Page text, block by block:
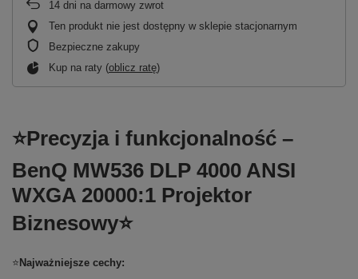
14 dni na darmowy zwrot
Ten produkt nie jest dostępny w sklepie stacjonarnym
Bezpieczne zakupy
Kup na raty (oblicz ratę)
⭐Precyzja i funkcjonalność –
BenQ MW536 DLP 4000 ANSI
WXGA 20000:1 Projektor
Biznesowy⭐
⭐ Najważniejsze cechy: